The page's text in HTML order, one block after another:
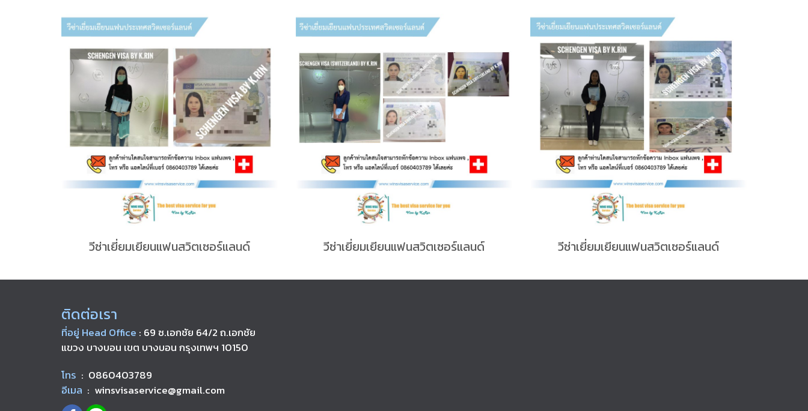
วีซ่าเยี่ยมเยียนแฟนสวิตเซอร์แลนด์ วีซ่าเยี่ยมเยียนแฟนสวิตเซอร์แลนด์ วีซ่าเยี่ยมเยียนแฟนสวิตเซอร์แลนด์
ติดต่อเรา
ที่อยู่ Head Office : 69 ซ.เอกชัย 64/2 ถ.เอกชัย
แขวง บางบอน เขต บางบอน กรุงเทพฯ 10150
โทร : 0860403789
อีเมล : winsvisaservice@gmail.com